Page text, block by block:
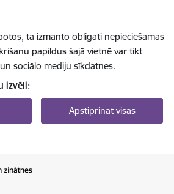
tā izmanto obligāti nepieciešamās
papildus šajā vietnē var tikt
sociālo mediju sīkdatnes.
izvēli:
Apstiprināt visas